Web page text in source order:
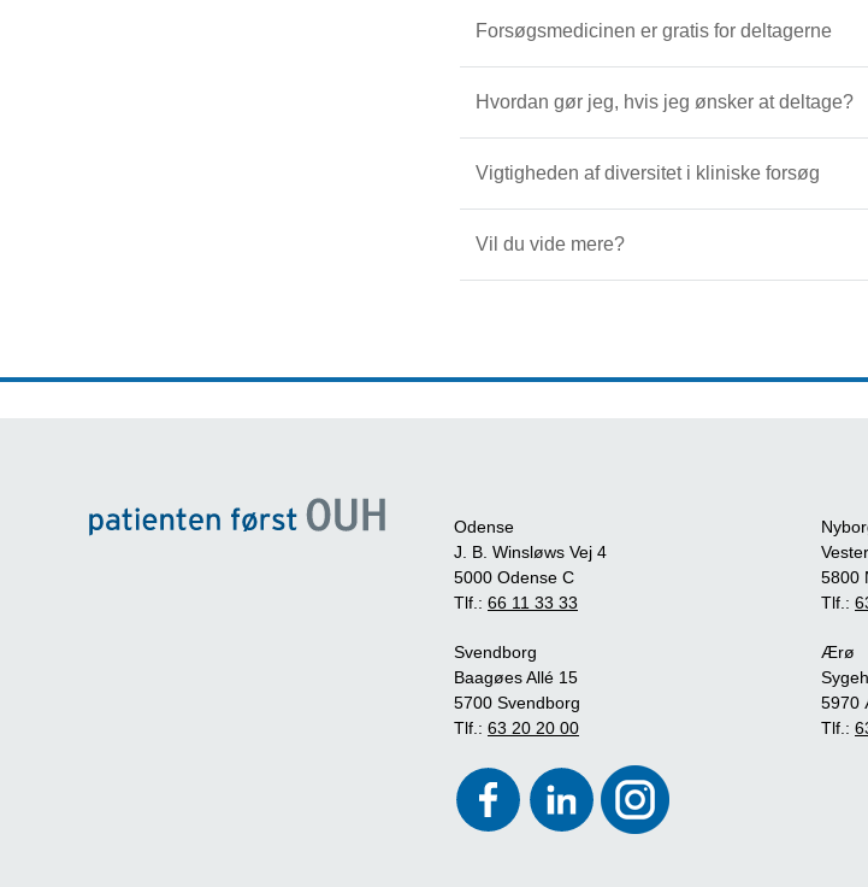
Forsøgsmedicinen er gratis for deltagerne
Hvordan gør jeg, hvis jeg ønsker at deltage?
Vigtigheden af diversitet i kliniske forsøg
Vil du vide mere?
Odense
J. B. Winsløws Vej 4
5000 Odense C
Tlf.: 66 11 33 33
Svendborg
Baagøes Allé 15
5700 Svendborg
Tlf.: 63 20 20 00
5800
Tlf.:
Ærø
5970
Tlf.: